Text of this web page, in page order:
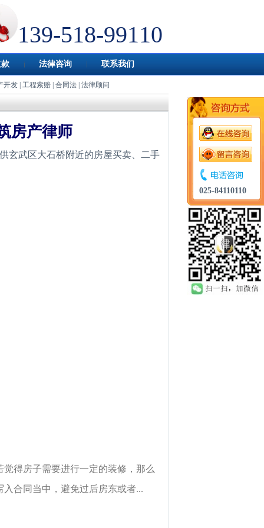
139-518-99110
法律咨询 联系我们
开发 工程索赔 合同法 法律顾问
房产律师
玄武区大石桥附近的房屋买卖、二手
得房子需要进行一定的装修，那么
合同当中，避免过后房东或者...
025-84110110